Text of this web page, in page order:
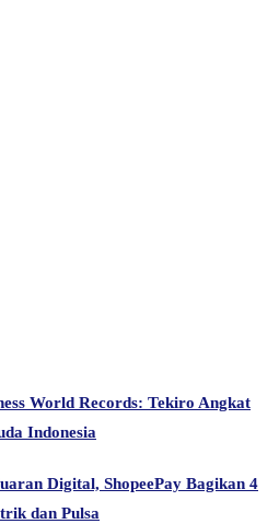
World Records: Tekiro Angkat
Indonesia
Digital, ShopeePay Bagikan 4
dan Pulsa